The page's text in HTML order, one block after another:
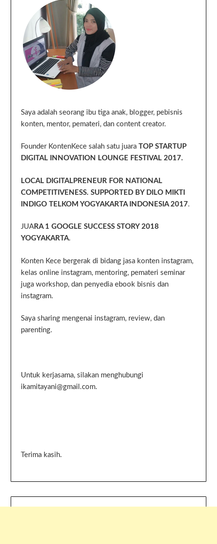
Saya adalah seorang ibu tiga anak, blogger, pebisnis
konten, mentor, pemateri, dan content creator.
Founder KontenKece salah satu juaraTOP STARTUP
DIGITAL INNOVATION LOUNGE FESTIVAL 2017.
LOCAL DIGITALPRENEUR FOR NATIONAL
COMPETITIVENESS. SUPPORTED BY DILO MIKTI
INDIGO TELKOM YOGYAKARTA INDONESIA 2017.
JUA RA 1 GOOGLE SUCCESS STORY 2018
YOGYAKARTA.
Konten Kece bergerak di bidang jasa konten instagram,
kelas online instagram, mentoring, pemateri seminar
juga workshop, dan penyedia ebook bisnis dan
instagram.
Saya sharing mengenai instagram, review, dan
parenting.
Untuk kerjasama, silakan menghubungi
ikamitayani@gmail.com.
Terima kasih.